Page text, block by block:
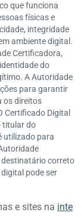
que funciona
físicas e
integridade
ambiente digital.
Certificadora,
do
A Autoridade
para garantir
os direitos
Certificado Digital
titular do
utilizado para
destinatário correto
pode ser
e sites na inte